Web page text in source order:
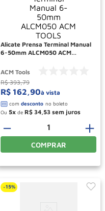
Alicate Prensa Terminal Manual
6-50mm ALCM050 ACM
ACM Tools
R$ 393,79
R$ 162,90à vista
Ou 5 de R$ 34 53
＋
－
COMPRAR
-15%